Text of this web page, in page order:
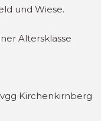
und Wiese.
Altersklasse
Kirchenkirnberg